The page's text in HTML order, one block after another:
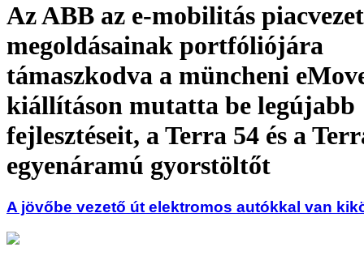
Az ABB az e-mobilitás
megoldásainak portfóliójára
támaszkodva a müncheni
kiállításon mutatta be legújabb
fejlesztéseit, a Terra 54 és a
egyenáramú gyorstöltőt
A jövőbe vezető út elektromos autókkal van